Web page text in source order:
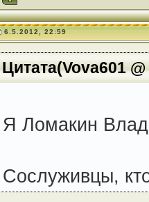
6.5.2012, 22:59
Цитата(Vova601
Я Ломакин
Сослуживцы,